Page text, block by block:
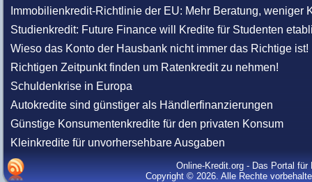
Immobilienkredit-Richtlinie der EU: Mehr Beratung, weniger
Studienkredit: Future Finance will Kredite für Studenten
Wieso das Konto der Hausbank nicht immer das Richtige ist!
Richtigen Zeitpunkt finden um Ratenkredit zu nehmen!
Schuldenkrise in Europa
Autokredite sind günstiger als Händlerfinanzierungen
Günstige Konsumentenkredite für den privaten Konsum
Kleinkredite für unvorhersehbare Ausgaben
Online-Kredit.org - Das Portal
Copyright © 2026. Alle Rechte